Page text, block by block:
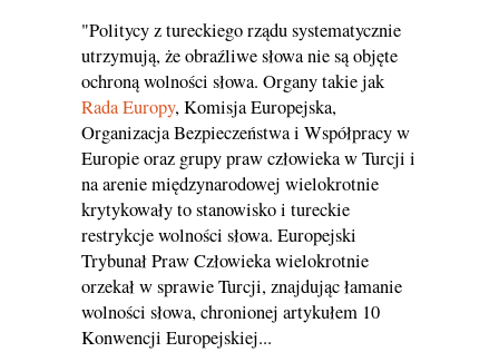
"Politycy z tureckiego rządu systematycznie
utrzymują, że obraźliwe słowa nie są objęte
ochroną wolności słowa. Organy takie jak
Rada Europy, Komisja Europejska,
Organizacja Bezpieczeństwa i Współpracy w
Europie oraz grupy praw człowieka w Turcji i
na arenie międzynarodowej wielokrotnie
krytykowały to stanowisko i tureckie
restrykcje wolności słowa. Europejski
Trybunał Praw Człowieka wielokrotnie
orzekał w sprawie Turcji, znajdując łamanie
wolności słowa, chronionej artykułem 10
Konwencji Europejskiej...